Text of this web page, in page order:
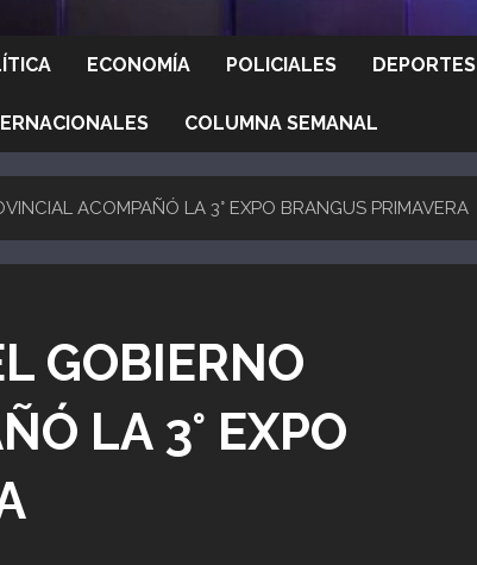
ECONOMÍA POLICIALES DEPORTES
COLUMNA SEMANAL
ACOMPAÑÓ LA 3° EXPO BRANGUS PRIMAVERA
GOBIERNO
LA 3° EXPO